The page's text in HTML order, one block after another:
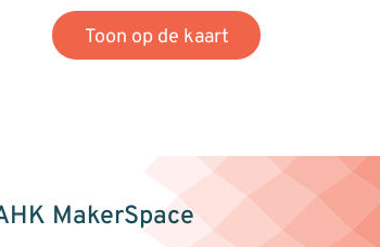
027N
Toon op de kaart
MakerSpace